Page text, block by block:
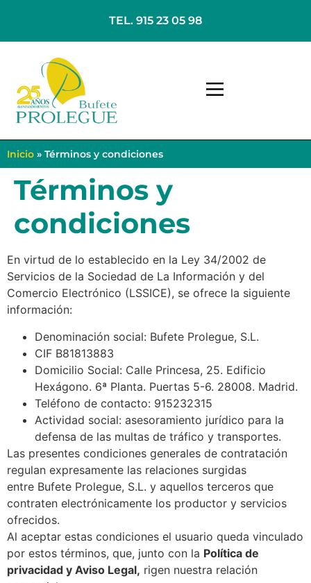
TEL. 915 23 05 98
Inicio » Términos y condiciones
Términos y
condiciones
En virtud de lo establecido en la Ley 34/2002 de
Servicios de la Sociedad de La Información y del
Comercio Electrónico (LSSICE), se ofrece la siguiente
información:
Denominación social: Bufete Prolegue, S.L.
CIF B81813883
Domicilio Social: Calle Princesa, 25. Edificio
Hexágono. 6ª Planta. Puertas 5-6. 28008. Madrid.
Teléfono de contacto: 915232315
Actividad social: asesoramiento jurídico para la
defensa de las multas de tráfico y transportes.
Las presentes condiciones generales de contratación
regulan expresamente las relaciones surgidas
entre Bufete Prolegue, S.L. y aquellos terceros que
contraten electrónicamente los productor y servicios
ofrecidos.
Al aceptar estas condiciones el usuario queda vinculado
por estos términos, que, junto con la Política de
privacidad y Aviso Legal, rigen nuestra relación